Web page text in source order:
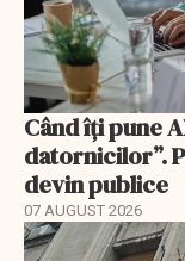
Când îți pune
datornicilor”.
devin publice
07 AUGUST 2026